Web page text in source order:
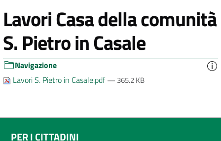
Lavori Casa della comunità
S. Pietro in Casale
Navigazione
Lavori S. Pietro in Casale.pdf— 365.2 KB
PER I CITTADINI